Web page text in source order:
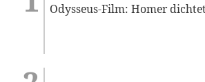
Odysseus-Film: Homer